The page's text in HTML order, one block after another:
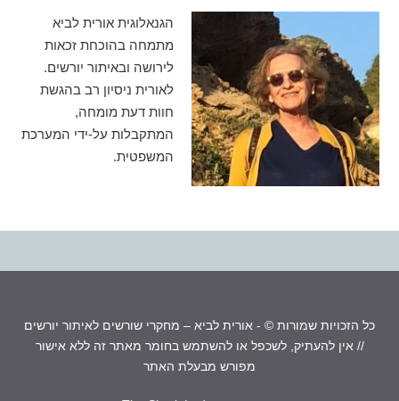
הגנאלוגית אורית לביא
מתמחה בהוכחת זכאות
לירושה ובאיתור יורשים.
לאורית ניסיון רב בהגשת
חוות דעת מומחה,
המתקבלות על-ידי המערכת
המשפטית.
כל הזכויות שמורות © - אורית לביא – מחקרי שורשים לאיתור יורשים
// אין להעתיק, לשכפל או להשתמש בחומר מאתר זה ללא אישור
מפורש מבעלת האתר